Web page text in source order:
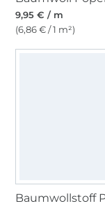
9,95 € / m
(6,86 € / 1 m²)